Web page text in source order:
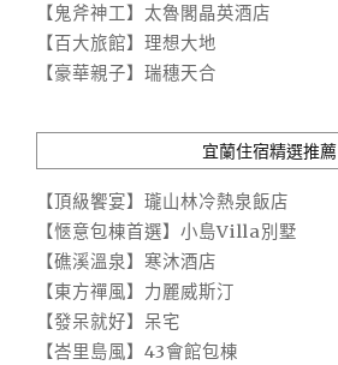
【鬼斧神工】太魯閣晶英酒店
【百大旅館】理想大地
【豪華親子】瑞穗天合
宜蘭住宿精選推薦
【頂級饗宴】瓏山林冷熱泉飯店
【愜意包棟首選】小島Villa別墅
【礁溪溫泉】寒沐酒店
【東方禪風】力麗威斯汀
【發呆就好】呆宅
【峇里島風】43會館包棟